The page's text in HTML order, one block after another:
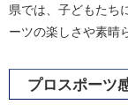
県では、子どもたち
ーツの楽しさや素晴
プロスポーツ